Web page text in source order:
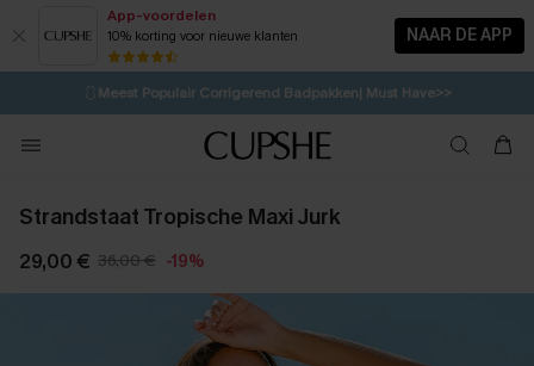
App-voordelen
10% korting voor nieuwe klanten NAAR DE APP
⚡️LAATSTE KANS | Tot 50% korting>>
🩱Meest Populair Corrigerend Badpakken| Must Have>>
💌Abonneer je & ontvang tot 15% korting>>
Koop 3, krijg 15% korting | CODE: SW15
Strandstaat Tropische Maxi Jurk
29,00 € 36,00 € -19%